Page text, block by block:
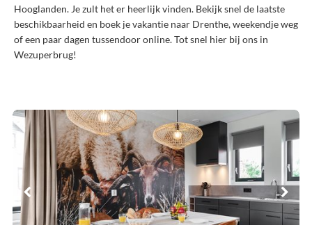
Hooglanden. Je zult het er heerlijk vinden. Bekijk snel de laatste
beschikbaarheid en boek je vakantie naar Drenthe, weekendje weg
of een paar dagen tussendoor online. Tot snel hier bij ons in
Wezuperbrug!